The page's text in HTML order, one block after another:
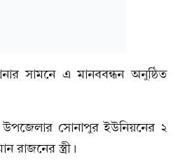
সামনে এ মানববন্ধন অনুষ্ঠিত
উপজেলার সোনাপুর ইউনিয়নের ২
রাজনের স্ত্রী।